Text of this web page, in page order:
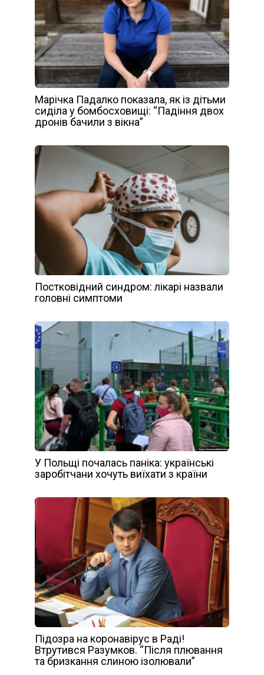
Марічка Падалко показала, як із дітьми
сиділа у бомбосховищі: “Падіння двох
дронів бачили з вікна”
Постковідний синдром: лікарі назвали
головні симптоми
У Польщі почалась паніка: українські
заробітчани хочуть виїхати з країни
Підозра на коронавірус в Раді!
Втрутився Разумков. “Після плювання
та бризкання слиною ізолювали”